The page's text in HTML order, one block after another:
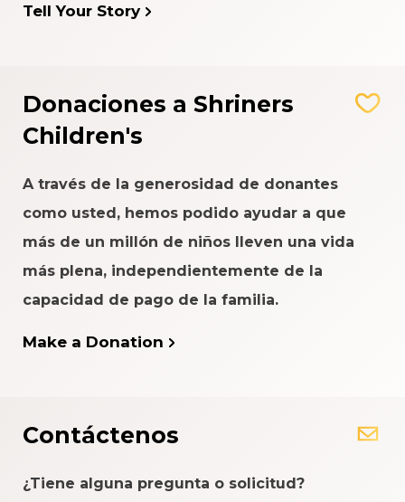
Tell Your Story
Donaciones a Shriners
Children's
A través de la generosidad de donantes
como usted, hemos podido ayudar a que
más de un millón de niños lleven una vida
más plena, independientemente de la
capacidad de pago de la familia.
Make a Donation
Contáctenos
¿Tiene alguna pregunta o solicitud?